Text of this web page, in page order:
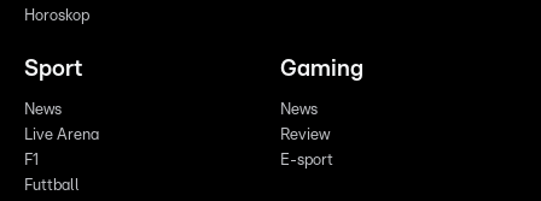
Horoskop
Sport
News
Live Arena
F1
Futtball
Gaming
News
Review
E-sport